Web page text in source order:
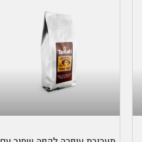
בחר אפשרויות